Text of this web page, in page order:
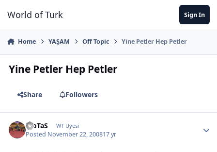
World of Turk Sign In
Home YAŞAM Off Topic Yine Petler Hep Petler
Yine Petler Hep Petler
Share Followers
EroTaS WT Uyesi
Posted November 22, 200817 yr